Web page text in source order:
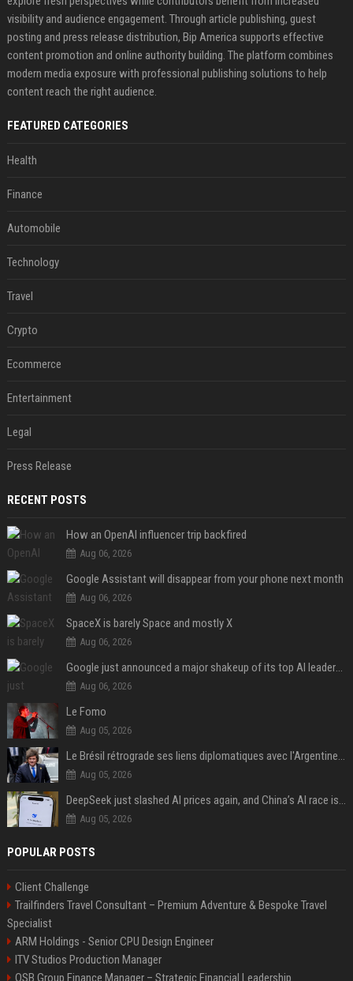
visibility and audience engagement. Through article publishing, guest
posting and press release distribution, Bip America supports effective
content promotion and online authority building. The platform combines
modern media exposure with professional publishing solutions to help
content reach the right audience.
FEATURED CATEGORIES
Health
Finance
Automobile
Technology
Travel
Crypto
Ecommerce
Entertainment
Legal
Press Release
RECENT POSTS
How an OpenAI influencer trip backfired
Aug 06, 2026
Google Assistant will disappear from your phone next month
Aug 06, 2026
SpaceX is barely Space and mostly X
Aug 06, 2026
Google just announced a major shakeup of its top AI leadership
Aug 06, 2026
Le Fomo
Aug 05, 2026
Le Brésil rétrograde ses liens diplomatiques avec l'Argentine source
Aug 05, 2026
DeepSeek just slashed AI prices again, and China’s AI race is getting even messier
Aug 05, 2026
POPULAR POSTS
Client Challenge
Trailfinders Travel Consultant – Premium Adventure & Bespoke Travel
Specialist
ARM Holdings - Senior CPU Design Engineer
ITV Studios Production Manager
OSB Group Finance Manager – Strategic Financial Leadership